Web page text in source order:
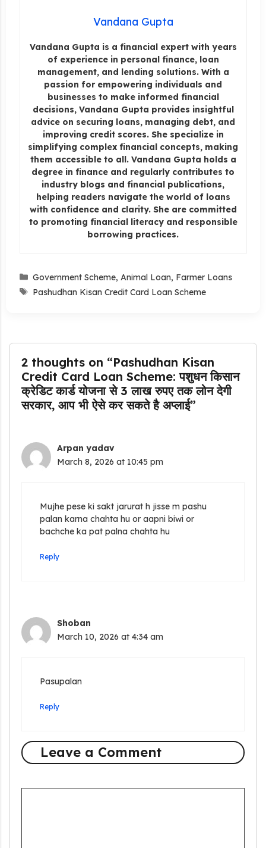
Vandana Gupta
Vandana Gupta is a financial expert with years
of experience in personal finance, loan
management, and lending solutions. With a
passion for empowering individuals and
businesses to make informed financial
decisions, Vandana Gupta provides insightful
advice on securing loans, managing debt, and
improving credit scores. She specialize in
simplifying complex financial concepts, making
them accessible to all. Vandana Gupta holds a
degree in finance and regularly contributes to
industry blogs and financial publications,
helping readers navigate the world of loans
with confidence and clarity. She are committed
to promoting financial literacy and responsible
borrowing practices.
Categories
Government Scheme, Animal Loan, Farmer Loans
Tags
Pashudhan Kisan Credit Card Loan Scheme
2 thoughts on “Pashudhan Kisan
Credit Card Loan Scheme: पशुधन किसान
क्रेडिट कार्ड योजना से 3 लाख रुपए तक लोन देगी
सरकार, आप भी ऐसे कर सकते है अप्लाई”
Arpan yadav
March 8, 2026 at 10:45 pm
Mujhe pese ki sakt jarurat h jisse m pashu
palan karna chahta hu or aapni biwi or
bachche ka pat palna chahta hu
Reply
Shoban
March 10, 2026 at 4:34 am
Pasupalan
Reply
Leave a Comment